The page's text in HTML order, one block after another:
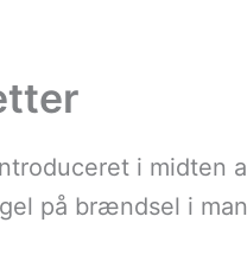
i midten
på brændsel i